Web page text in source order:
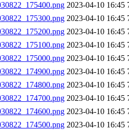
2023-04-10 16:45
2023-04-10 16:45
2023-04-10 16:45
2023-04-10 16:45
2023-04-10 16:45
2023-04-10 16:45
2023-04-10 16:45
2023-04-10 16:45
2023-04-10 16:45
2023-04-10 16:45